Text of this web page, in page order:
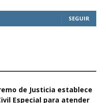
SEGUIR
de Justicia establece
Especial para atender